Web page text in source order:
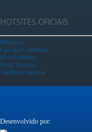
HOTSITES OFICIAIS
Biblioteca
Casa dos Conselhos
Meio Ambiente
Portal Turismo
Vigilância Sanitária
Desenvolvido por: